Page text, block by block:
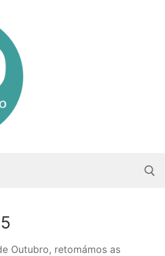
Outubro, retomámos as